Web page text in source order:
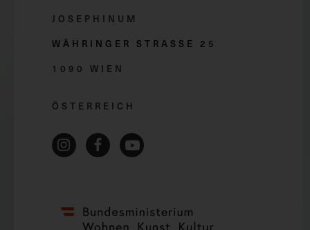
JOSEPHINUM
WÄHRINGER STRASSE 2 5
1090 WIEN
ÖSTERREICH